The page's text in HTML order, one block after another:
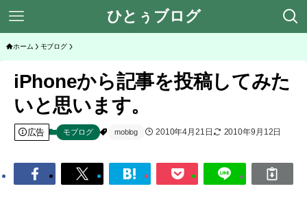
ひとぅブログ
ホーム モブログ
iPhoneから記事を投稿してみた
いと思います。
広告 モブログ moblog 2010年4月21日 2010年9月12日